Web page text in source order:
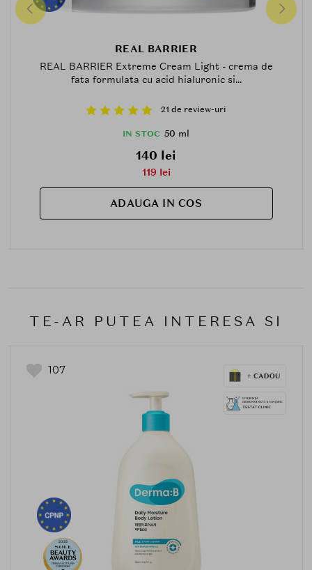
REAL BARRIER
REAL BARRIER Extreme Cream Light - crema de
fata formulata cu acid hialuronic si...
21 de review-uri
IN STOC 50 ml
140 lei
119 lei
ADAUGA IN COS
TE-AR PUTEA INTERESA SI
107
2025
CREMA-LOTIUNE-
CORP-2025